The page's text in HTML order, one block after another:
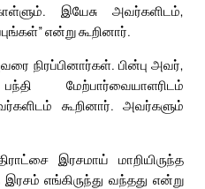
இயேசு அவர்களிடம்,
என்று கூறினார்.
நிரப்பினார்கள். பின்பு அவர்,
மேற்பார்வையாளரிடம்
கூறினார். அவர்களும்
இரசமாய் மாறியிருந்த
எங்கிருந்து வந்தது என்று